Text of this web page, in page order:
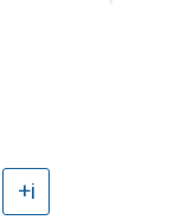
+i